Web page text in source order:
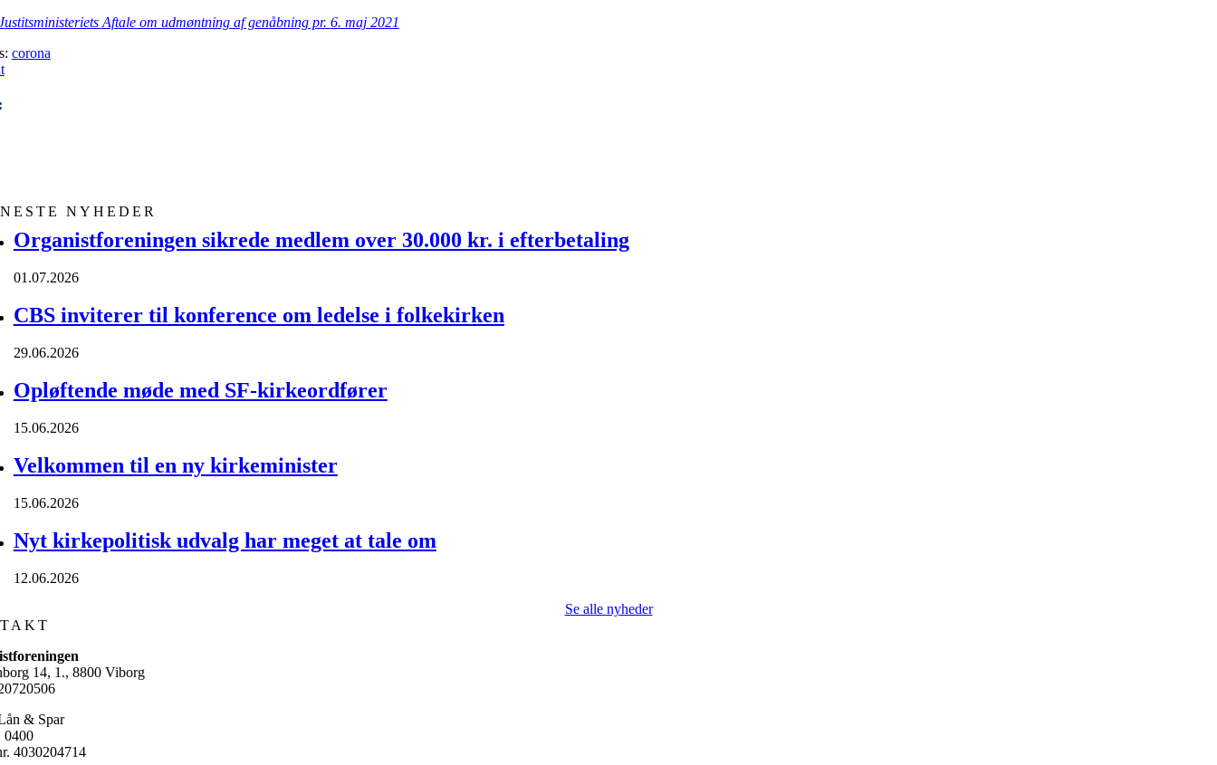
Aftale om udmøntning af genåbning pr. 6. maj 2021
corona
NYHEDER
Organistforeningen sikrede medlem over 30.000 kr. i efterbetaling
01.07.2026
CBS inviterer til konference om ledelse i folkekirken
29.06.2026
Opløftende møde med SF-kirkeordfører
15.06.2026
Velkommen til en ny kirkeminister
15.06.2026
Nyt kirkepolitisk udvalg har meget at tale om
12.06.2026
Se alle nyheder
14, 1., 8800 Viborg
& Spar
0400
4030204714